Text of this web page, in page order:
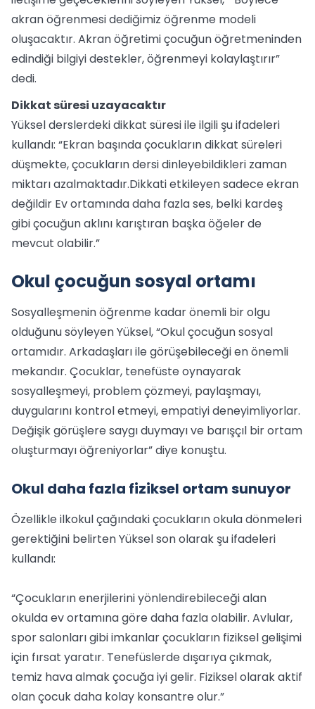
akran öğrenmesi dediğimiz öğrenme modeli
oluşacaktır. Akran öğretimi çocuğun öğretmeninden
edindiği bilgiyi destekler, öğrenmeyi kolaylaştırır”
dedi.
Dikkat süresi uzayacaktır
Yüksel derslerdeki dikkat süresi ile ilgili şu ifadeleri
kullandı: “Ekran başında çocukların dikkat süreleri
düşmekte, çocukların dersi dinleyebildikleri zaman
miktarı azalmaktadır.Dikkati etkileyen sadece ekran
değildir Ev ortamında daha fazla ses, belki kardeş
gibi çocuğun aklını karıştıran başka öğeler de
mevcut olabilir.”
Okul çocuğun sosyal ortamı
Sosyalleşmenin öğrenme kadar önemli bir olgu
olduğunu söyleyen Yüksel, “Okul çocuğun sosyal
ortamıdır. Arkadaşları ile görüşebileceği en önemli
mekandır. Çocuklar, tenefüste oynayarak
sosyalleşmeyi, problem çözmeyi, paylaşmayı,
duygularını kontrol etmeyi, empatiyi deneyimliyorlar.
Değişik görüşlere saygı duymayı ve barışçıl bir ortam
oluşturmayı öğreniyorlar” diye konuştu.
Okul daha fazla fiziksel ortam sunuyor
Özellikle ilkokul çağındaki çocukların okula dönmeleri
gerektiğini belirten Yüksel son olarak şu ifadeleri
kullandı:
“Çocukların enerjilerini yönlendirebileceği alan
okulda ev ortamına göre daha fazla olabilir. Avlular,
spor salonları gibi imkanlar çocukların fiziksel gelişimi
için fırsat yaratır. Tenefüslerde dışarıya çıkmak,
temiz hava almak çocuğa iyi gelir. Fiziksel olarak aktif
olan çocuk daha kolay konsantre olur.”